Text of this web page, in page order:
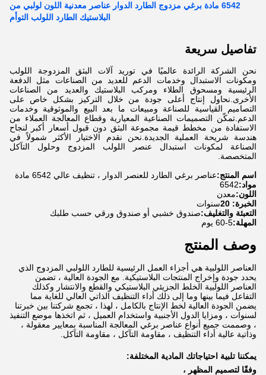
6542 مادة برغي مزدوج الطارد الدوار عناصر معدنية اللون لولبي من
البلاستيك الطارد اللولب التوأم
تفاصيل سريعة
نحن الشركة الرائدة عالميًا في توريد آلات البثق المزدوجة اللولب
ومكونات الاستبدال وخدمات الدعم للعديد من الصناعات مثل الدفعة
الرئيسية ومسحوق الطلاء ومركب البلاستيك والعديد من الصناعات
الأخرى.نحاول إنتاج أعلى جودة من خلال التركيز بشكل خاص على
التصاميم القياسية للصناعة ومبيعات ما بعد البيع والموثوقية وخدمات
الدعم.تمكّن التصميمات الصناعية المعيارية وقطاع المعالجة العملاء من
الاستفادة من مخطط قيمة مجموعة البثق دون قبول أسعار أكبر لنجاح
هندسة شريحة العملية الجديدة.نحن نقدم الاختيار الأكثر شمولاً في
الصناعة لمكونات استبدال عنصر اللولب المزدوج وحلول التآكل
المتخصصة.
اسم المنتج:عناصر برغي الطارد للعنصر الدوار ، تنظيف عالي 6542 مادة
مواد:6542
اللون:معدن
الخبرة: 20
سنوات
التعبئة والتغليف:صندوق خشبي أو صندوق ورقي حسب طلبك
المهلة:5-60 يوم
وصف المنتج
العناصر اللولبية هي أجزاء العمل الرئيسية للطارد اللولبي المزدوج الذي
يحدد جودة وإخراج المنتجات البلاستيكية. مع الجودة العالية ، تضمن
العناصر اللولبية الخلط الجزيئي البلاستيكي والقطع والانتشار وكذلك
التفاعل فيما بينها وما إلى ذلك أداء التنظيف الذاتي العالي للغاية مما
يضمن الجودة العالية لخط الإنتاج بالكامل ، لهذا ، تجمع شركتنا بين خبرتنا
لسنوات ، ومزايا الدول الأجنبية واستخدام العميل ، ثم اتخذها موضع التنفيذ
، وصممت جميع أنواع عناصر برغي المعالجة المناسبة بمعايير معقولة ،
وذاتية عالية أداء التنظيف ، مقاومة التآكل ، مقاومة التآكل.
يمكننا تلبية احتياجاتك المادية المختلفة:
وفقًا لتصميم المظهر ،